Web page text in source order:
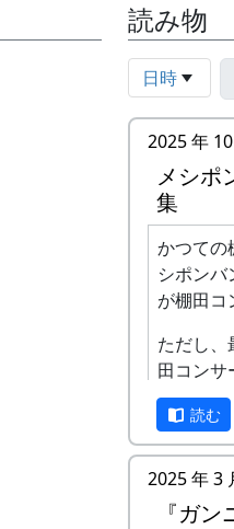
読み物
日時
2025 年
メシポ
集
かつての
シポンバ
が棚田コ
ただし、
田コンサ
が、実際
はあり
棚田の
～
読む
2025 年 3
『ガ